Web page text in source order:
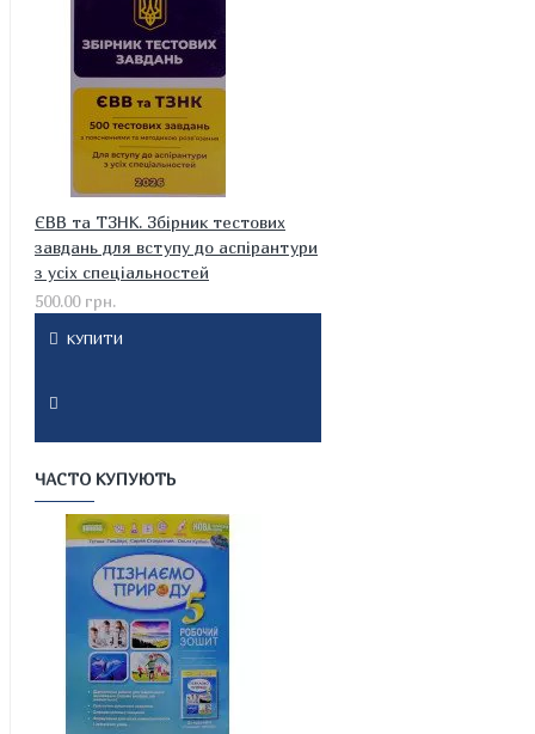
ЄВВ та ТЗНК. Збірник тестових
завдань для вступу до аспірантури
з усіх спеціальностей
500.00 грн.
КУПИТИ
ЧАСТО КУПУЮТЬ